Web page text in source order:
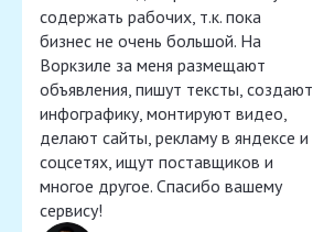
содержать рабочих, т.к. пока
бизнес не очень большой. На
Воркзиле за меня размещают
объявления, пишут тексты, создают
инфографику, монтируют видео,
делают сайты, рекламу в яндексе и
соцсетях, ищут поставщиков и
многое другое. Спасибо вашему
сервису!